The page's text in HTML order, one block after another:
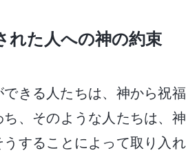
れた人への神の約束
きる人たちは、神から祝
、そのような人たちは、
することによって取り入